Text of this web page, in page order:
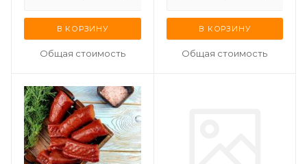
В КОРЗИНУ
Общая стоимость
В КОРЗИНУ
Общая стоимость